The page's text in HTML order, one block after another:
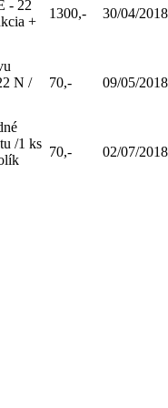
- 22
+
1300,- 30/04/2018
N /
70,- 09/05/2018
/1 ks
70,- 02/07/2018